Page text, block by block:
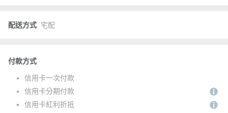
配送方式 宅配
付款方式
信用卡一次付款
信用卡分期付款
信用卡紅利折抵